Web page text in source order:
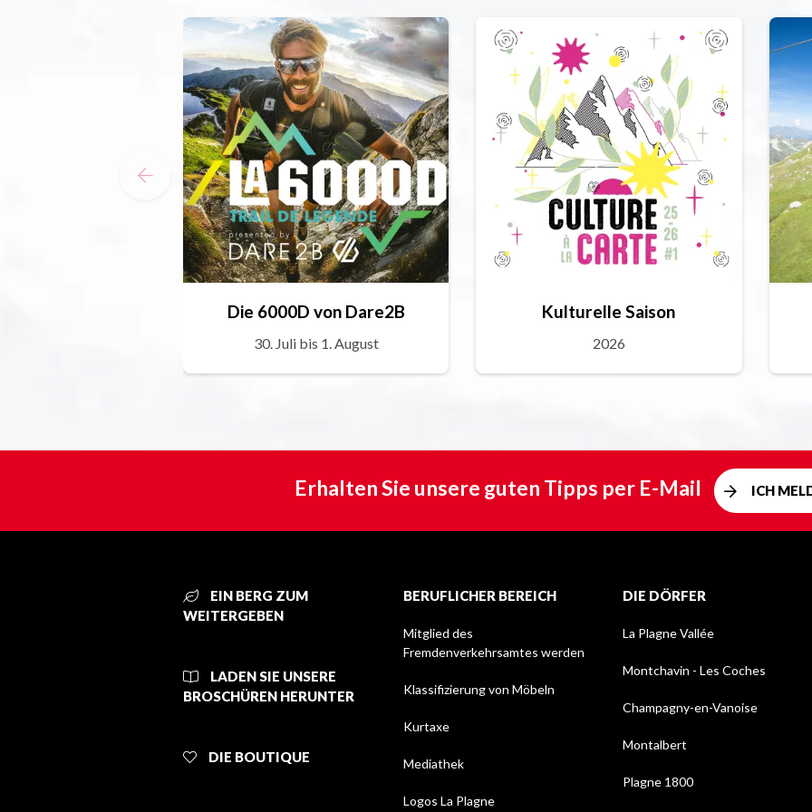
Die 6000D von Dare2B
30. Juli bis 1. August
Kulturelle Saison
2026
Erhalten Sie unsere guten Tipps per E-Mail ICH
EIN BERG ZUM
WEITERGEBEN
LADEN SIE UNSERE
BROSCHÜREN HERUNTER
DIE BOUTIQUE
BERUFLICHER BEREICH
Mitglied des
Fremdenverkehrsamtes werden
Klassifizierung von Möbeln
Kurtaxe
Mediathek
Logos La Plagne
DIE DÖRFER
La Plagne Vallée
Montchavin - Les Coches
Champagny-en-Vanoise
Montalbert
Plagne 1800